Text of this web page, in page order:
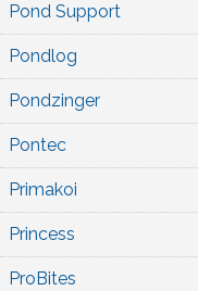
Pond Support
Pondlog
Pondzinger
Pontec
Primakoi
Princess
ProBites